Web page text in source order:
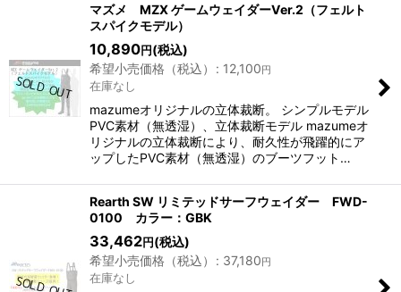
並び順:
絞り込む
マズメ MZX ゲームウェイダーVer.2（フェルト
スパイクモデル）
10,890円(税込)
希望小売価格（税込）
: 12,100円
在庫なし
mazumeオリジナルの立体裁断。 シンプルモデル
PVC素材（無透湿）、立体裁断モデル mazumeオ
リジナルの立体裁断により、耐久性が飛躍的にア
ップしたPVC素材（無透湿）のブーツフット…
Rearth SW リミテッドサーフウェイダー FWD-
0100 カラー：GBK
33,462円(税込)
希望小売価格（税込）
: 37,180円
在庫なし